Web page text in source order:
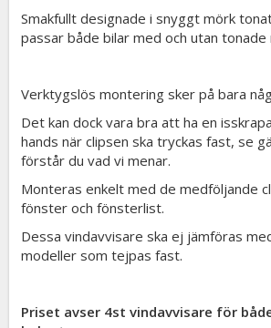
Smakfullt designade i snyggt mörk
passar både bilar med och utan tonade
Verktygslös montering sker på bara
Det kan dock vara bra att ha en
hands när clipsen ska tryckas fast, se
förstår du vad vi menar.
Monteras enkelt med de medföljande
fönster och fönsterlist.
Dessa vindavvisare ska ej jämföras
modeller som tejpas fast.
Priset avser 4st vindavvisare för